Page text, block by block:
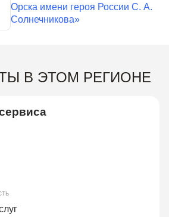
Орска имени героя России С. А.
Солнечникова»
В ЭТОМ РЕГИОНЕ